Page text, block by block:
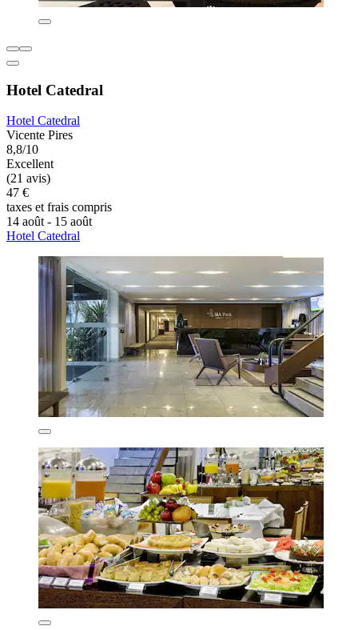
Hotel Catedral
Hotel Catedral
Vicente Pires
8,8/10
Excellent
(21 avis)
47 €
taxes et frais compris
14 août - 15 août
Hotel Catedral